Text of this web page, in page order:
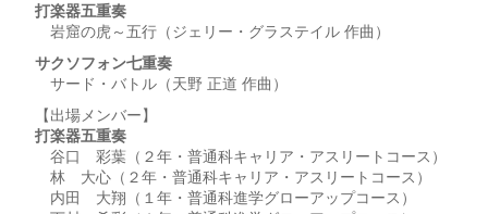
打楽器五重奏
岩窟の虎～五行（ジェリー・グラステイル 作曲）
サクソフォン七重奏
サード・バトル（天野 正道 作曲）
【出場メンバー】
打楽器五重奏
谷口 彩葉（２年・普通科キャリア・アスリートコース）
林 大心（２年・普通科キャリア・アスリートコース）
内田 大翔（１年・普通科進学グローアップコース）